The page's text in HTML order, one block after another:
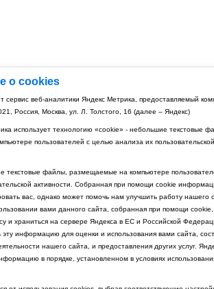
о cookies
сервис веб-аналитики Яндекс Метрика, предоставляемый
Россия, Москва, ул. Л. Толстого, 16 (далее – Яндекс)
использует технологию «cookie» - небольшие текстовые
пользователей с целью анализа их пользовательской
текстовые файлы, размещаемые на компьютере
активности. Собранная при помощи cookie
вас, однако может помочь нам улучшить работу нашего
вами данного сайта, собранная при помощи cookie,
и храниться на сервере Яндекса в ЕС и Российской
эту информацию для оценки и использования вами сайта,
нашего сайта, и предоставления других услуг.
в порядке, установленном в условиях